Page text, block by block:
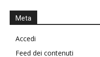
Meta
Accedi
Feed dei contenuti